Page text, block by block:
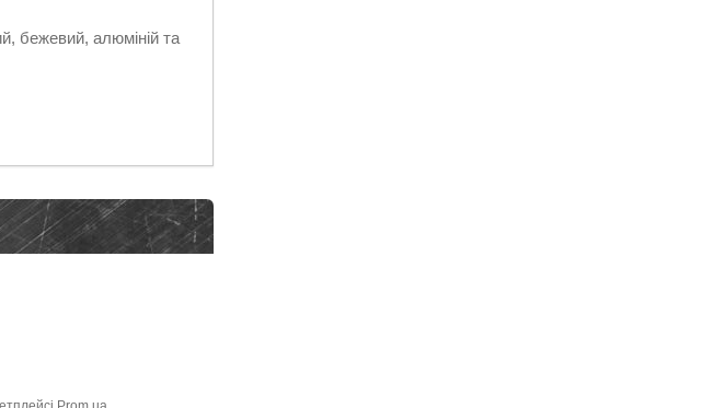
бежевий, алюміній та